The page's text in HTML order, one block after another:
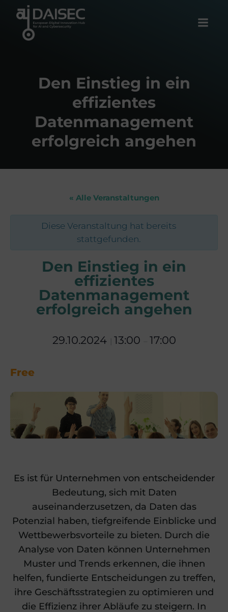
Den Einstieg in ein
effizientes
Datenmanagement
erfolgreich angehen
« Alle Veranstaltungen
Diese Veranstaltung hat bereits
stattgefunden.
Den Einstieg in ein
effizientes
Datenmanagement
erfolgreich angehen
29.10.2024 13:00 17:00
Free
Es ist für Unternehmen von entscheidender
Bedeutung, sich mit Daten
auseinanderzusetzen, da Daten das
Potenzial haben, tiefgreifende Einblicke und
Wettbewerbsvorteile zu bieten. Durch die
Analyse von Daten können Unternehmen
Muster und Trends erkennen, die ihnen
helfen, fundierte Entscheidungen zu treffen,
ihre Geschäftsstrategien zu optimieren und
die Effizienz ihrer Abläufe zu steigern. In